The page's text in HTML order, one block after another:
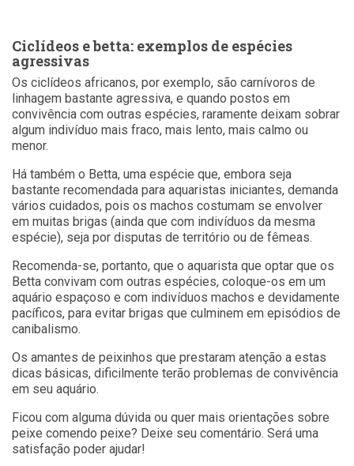
Ciclídeos e betta: exemplos de espécies
agressivas
Os ciclídeos africanos, por exemplo, são carnívoros de
linhagem bastante agressiva, e quando postos em
convivência com outras espécies, raramente deixam sobrar
algum indivíduo mais fraco, mais lento, mais calmo ou
menor.
Há também o Betta, uma espécie que, embora seja
bastante recomendada para aquaristas iniciantes, demanda
vários cuidados, pois os machos costumam se envolver
em muitas brigas (ainda que com indivíduos da mesma
espécie), seja por disputas de território ou de fêmeas.
Recomenda-se, portanto, que o aquarista que optar que os
Betta convivam com outras espécies, coloque-os em um
aquário espaçoso e com indivíduos machos e devidamente
pacíficos, para evitar brigas que culminem em episódios de
canibalismo.
Os amantes de peixinhos que prestaram atenção a estas
dicas básicas, dificilmente terão problemas de convivência
em seu aquário.
Ficou com alguma dúvida ou quer mais orientações sobre
peixe comendo peixe? Deixe seu comentário. Será uma
satisfação poder ajudar!